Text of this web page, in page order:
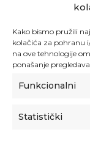
Kako bismo pružili
kolačića za pohranu
na ove tehnologije
ponašanje
Funkcionalni
Statistički